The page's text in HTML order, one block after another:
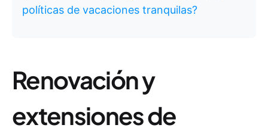
políticas de vacaciones tranquilas?
Renovación y
extensiones de